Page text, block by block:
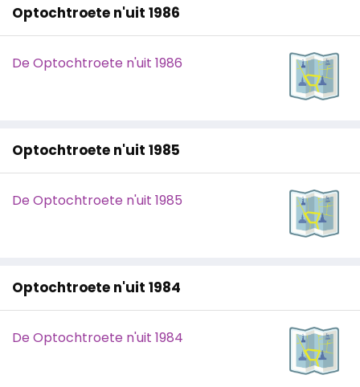
Optochtroete n'uit 1986
De Optochtroete n'uit 1986
Optochtroete n'uit 1985
De Optochtroete n'uit 1985
Optochtroete n'uit 1984
De Optochtroete n'uit 1984